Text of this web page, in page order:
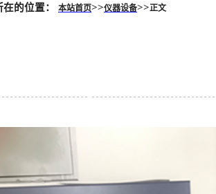
的位置： 本站首页>>仪器设备>>正文